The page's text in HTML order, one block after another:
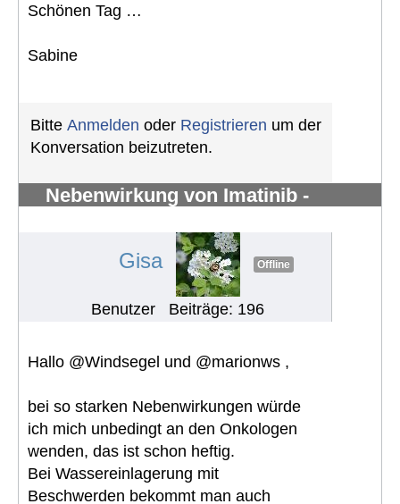
Schönen Tag …
Sabine
Bitte Anmelden oder Registrieren um der
Konversation beizutreten.
Nebenwirkung von Imatinib -
Gisa Offline
Benutzer Beiträge: 196
Hallo @Windsegel und @marionws ,
bei so starken Nebenwirkungen würde
ich mich unbedingt an den Onkologen
wenden, das ist schon heftig.
Bei Wassereinlagerung mit
Beschwerden bekommt man auch